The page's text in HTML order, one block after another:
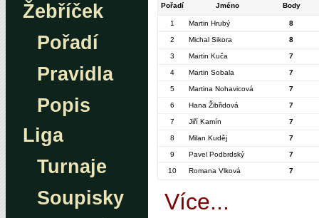
Žebříček
Pořadí
Pravidla
Popis
Liga
Turnaje
Soupisky
Pořadí Jméno Body
1 Martin Hrubý 8
2 Michal Sikora 8
3 Martin Kuča 7
4 Martin Sobala 7
5 Martina Nohavicová 7
6 Hana Žibřidová 7
7 Jiří Kamín 7
8 Milan Kuděj 7
9 Pavel Podbrdský 7
10 Romana Vlková 7
Více...